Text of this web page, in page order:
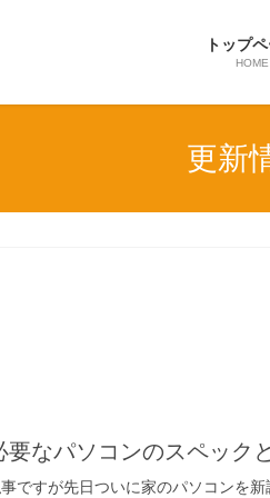
トップ
HOME
更新
なパソコンのスペック
ですが先日ついに家のパソコンを